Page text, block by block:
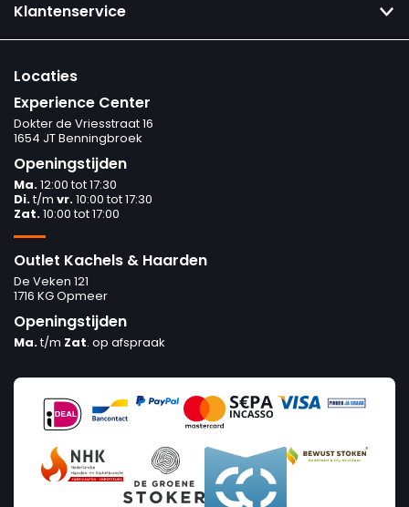
Klantenservice
Locaties
Experience Center
Dokter de Vriesstraat 16
1654 JT Benningbroek
Openingstijden
Ma.12:00 tot 17:30
Di.t/m vr.10:00 tot 17:30
Zat.10:00 tot 17:00
Outlet Kachels & Haarden
De Veken 121
1716 KG Opmeer
Openingstijden
Ma.t/m Zat. op afspraak